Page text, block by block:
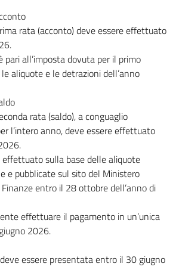
rata (acconto) deve essere effettuato
pari all’imposta dovuta per il primo
aliquote e le detrazioni dell’anno
rata (saldo), a conguaglio
l’intero anno, deve essere effettuato
effettuato sulla base delle aliquote
e pubblicate sul sito del Ministero
entro il 28 ottobre dell’anno di
effettuare il pagamento in un’unica
2026.
essere presentata entro il 30 giugno